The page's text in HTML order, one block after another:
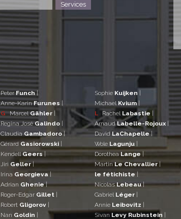
Services
PeterFunch|
Anne-KarinFurunes |
G MarcelGähler |
Regina JoséGalindo |
Claudia Gambadoro|
Gérard Gasiorowski |
KendellGeers |
Jiri Geller|
Irina Georgieva|
Adrian Ghenie|
Roger-Edgar Gillet |
Robert Gligorov |
Nan Goldin |
Sophie Kuijken |
Michael Kvium|
L Rachel Labastie |
ArnaudLabelle-Rojoux |
DavidLaChapelle|
Wole Lagunju |
DorotheaLange|
MartinLe Chevallier|
le fétichiste |
NicolasLebeau|
Gabriel Léger |
Annie Leibovitz |
Sivan Levy Rubinstein |